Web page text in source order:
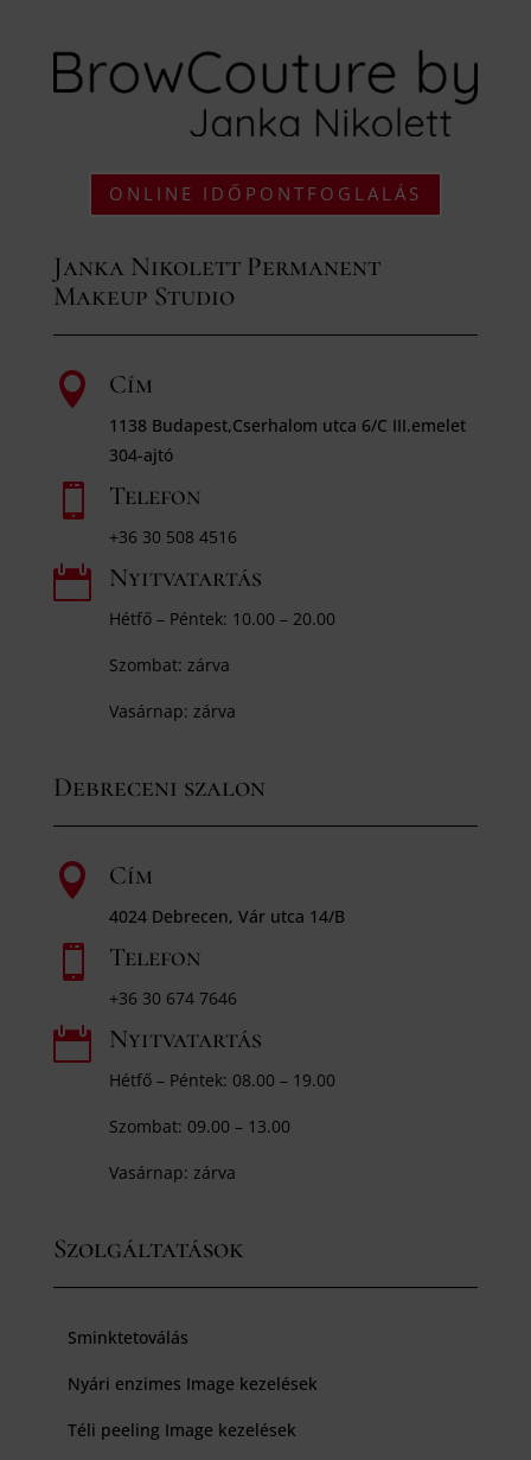
ONLINE IDŐPONTFOGLALÁS
Janka Nikolett Permanent
Makeup Studio
 Cím
1138 Budapest,Cserhalom utca 6/C III.emelet
304-ajtó
 Telefon
+36 30 508 4516
 Nyitvatartás
Hétfő – Péntek: 10.00 – 20.00
Szombat: zárva
Vasárnap: zárva
Debreceni szalon
 Cím
4024 Debrecen, Vár utca 14/B
 Telefon
+36 30 674 7646
 Nyitvatartás
Hétfő – Péntek: 08.00 – 19.00
Szombat: 09.00 – 13.00
Vasárnap: zárva
Szolgáltatások
Sminktetoválás
Nyári enzimes Image kezelések
Téli peeling Image kezelések